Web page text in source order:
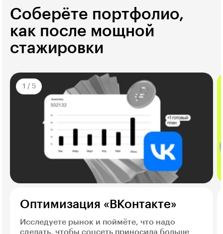
Cоберёте портфолио,
как после мощной
стажировки
1 / 5
Оптимизация «ВКонтакте»
Исследуете рынок и поймёте, что надо
сделать, чтобы соцсеть приносила больше